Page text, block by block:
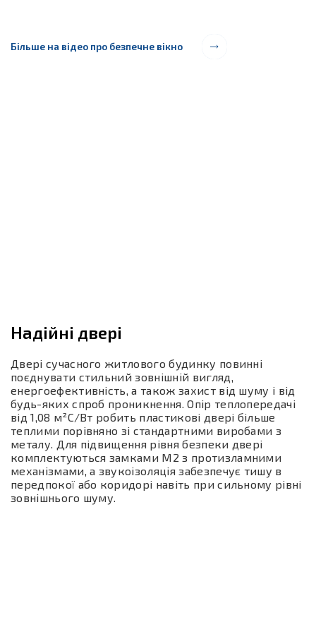
Більше на відео про безпечне вікно
Надійні двері
Двері сучасного житлового будинку повинні
поєднувати стильний зовнішній вигляд,
енергоефективність, а також захист від шуму і від
будь-яких спроб проникнення. Опір теплопередачі
від 1,08 м²C/Вт робить пластикові двері більше
теплими порівняно зі стандартними виробами з
металу. Для підвищення рівня безпеки двері
комплектуються замками М2 з протизламними
механізмами, а звукоізоляція забезпечує тишу в
передпокої або коридорі навіть при сильному рівні
зовнішнього шуму.